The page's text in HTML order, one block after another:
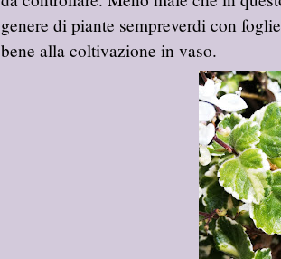
genere di piante sempreverdi con
bene alla coltivazione in vaso.